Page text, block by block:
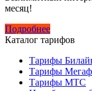
месяц!
Подробнее
Каталог тарифов
Тарифы
Тарифы
Тарифы МТС